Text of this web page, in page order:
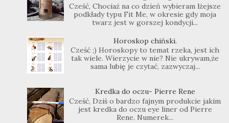
Cześć, Chociaż na co dzień wybieram lżejsze
podkłady typu Fit Me, w okresie gdy moja
twarz jest w gorszej kondycji...
Horoskop chiński.
Cześć ;) Horoskopy to temat rzeka, jest ich
tak wiele. Wierzycie w nie? Nie ukrywam,że
sama lubię je czytać, zazwyczaj...
Kredka do oczu- Pierre Rene
Cześć, Dziś o bardzo fajnym produkcie jakim
jest kredka do oczu eye liner od Pierre
Rene. Numerek...